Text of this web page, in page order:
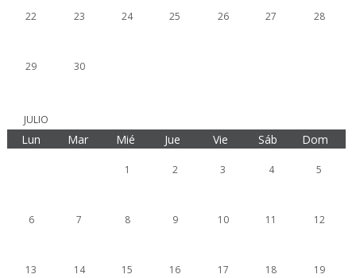
22 23 24 25 26 27 28
29 30
JULIO
Lun Mar Mié Jue Vie Sáb Dom
1 2 3 4 5
6 7 8 9 10 11 12
13 14 15 16 17 18 19